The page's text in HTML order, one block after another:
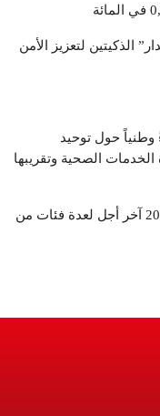
الذكيتين لتعزيز الأمن
وطنياً حول توحيد
الصحية وتقريبها
الإقرارات والأداءات الضريبية.. 31 يوليوز 2026 آخر أجل لعدة فئات من